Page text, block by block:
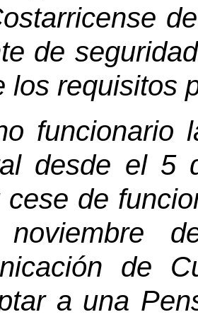
de
los requisitos
funcionario
desde el 5
cese de
de
a una